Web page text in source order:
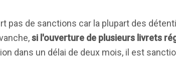
pas de sanctions car la plupart des
si l'ouverture de plusieurs livrets
dans un délai de deux mois, il est